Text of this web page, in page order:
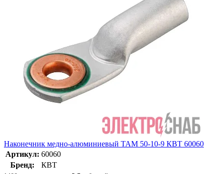
Наконечник медно-алюминиевый ТАМ 50-10-9 КВТ 60060
Артикул: 60060
Бренд:
КВТ